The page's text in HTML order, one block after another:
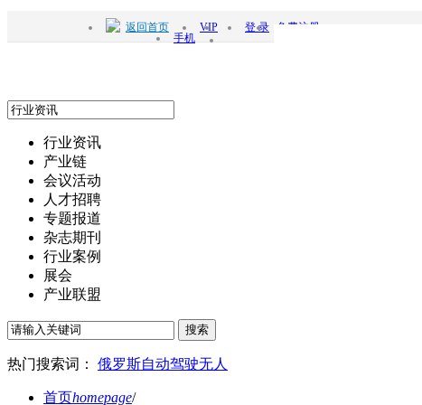
返回首页
手机
VIP 登 录 免费注册
行业资讯
产业链
会议活动
人才招聘
专题报道
杂志期刊
行业案例
展会
产业联盟
搜索
热门搜索词： 俄罗斯自动驾驶无人
首页homepage/